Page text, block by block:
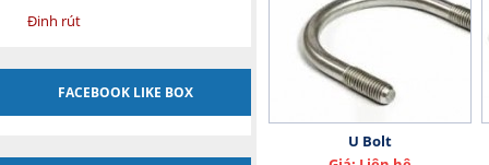
Đinh rút
FACEBOOK LIKE BOX
U Bolt